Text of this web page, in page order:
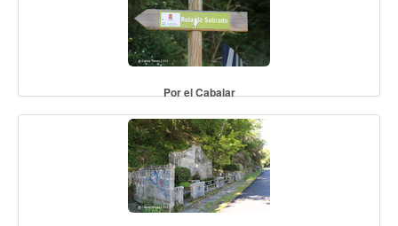
Por el Cabalar